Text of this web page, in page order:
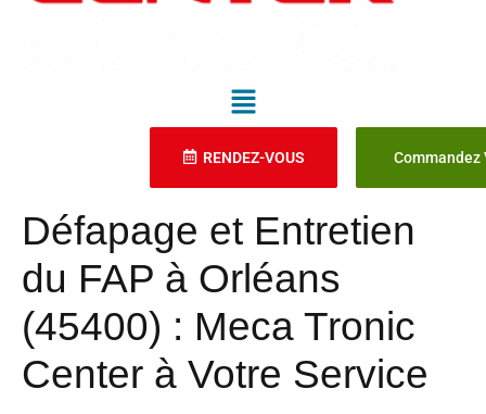
RENDEZ-VOUS Commandez
Défapage et Entretien
du FAP à Orléans
(45400) : Meca Tronic
Center à Votre Service